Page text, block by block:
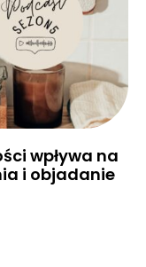
wpływa na
i objadanie